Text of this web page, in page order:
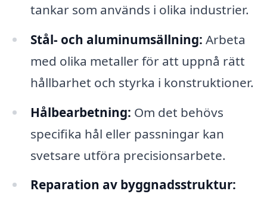
tankar som används i olika industrier.
Stål- och aluminumsällning: Arbeta
med olika metaller för att uppnå rätt
hållbarhet och styrka i konstruktioner.
Hålbearbetning: Om det behövs
specifika hål eller passningar kan
svetsare utföra precisionsarbete.
Reparation av byggnadsstruktur: